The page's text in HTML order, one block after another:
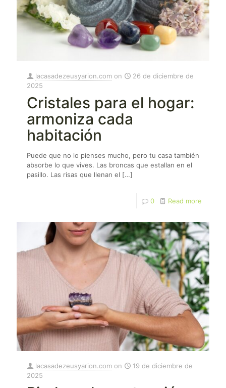
lacasadezeusyarion.com on
26 de diciembre de
2025
Cristales para el hogar:
armoniza cada
habitación
Puede que no lo pienses mucho, pero tu casa también
absorbe lo que vives. Las broncas que estallan en el
pasillo. Las risas que llenan el […]
0 Read more
lacasadezeusyarion.com on
19 de diciembre de
2025